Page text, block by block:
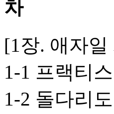
[1장. 애자
1-1 프랙티
1-2 돌다리